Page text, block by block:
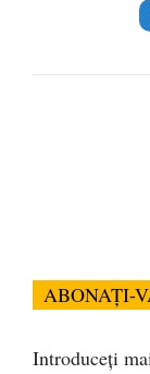
ABONAȚI-
Introduceți